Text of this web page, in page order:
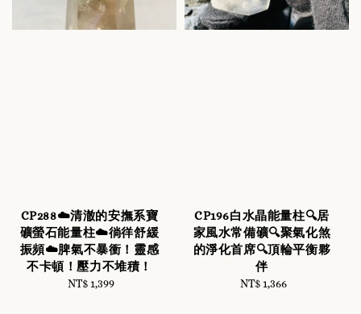
CP288☁️清澈的安撫系寶
礦螢石能量柱☁️徜徉舒緩
振頻☁️脾氣不暴衝！靈感
不卡頓！壓力不堆積！
Regular
NT$ 1,399
CP196白水晶能量柱🔍居
家風水常備礦🔍聚氣化煞
的淨化首席🔍頂輪平衡夥
伴
Regular
NT$ 1,366